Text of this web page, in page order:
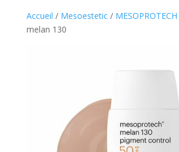
Accueil / Mesoestetic/ MESOPROTECH
melan 130